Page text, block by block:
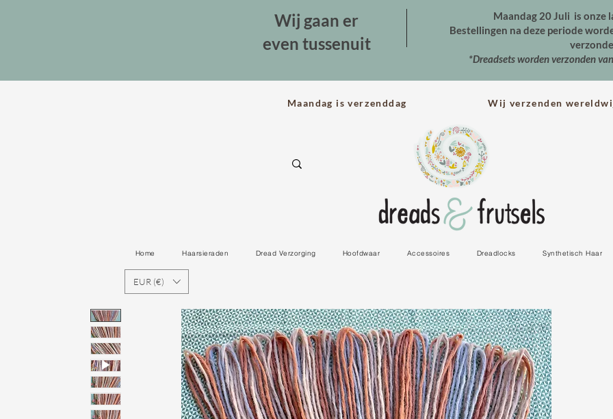
Wij gaan er
even tussenuit
Maandag 20 Juli is onze
Bestellingen na deze periode
*Dreadsets worden verzonden
Maandag is verzenddag Wij verzenden
Home Haarsieraden Dread Verzorging Hoofdwaar Accessoires Dreadlocks Synthetisch Haar
EUR (€)